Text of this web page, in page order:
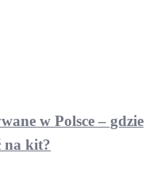
w Polsce – gdzie
na kit?